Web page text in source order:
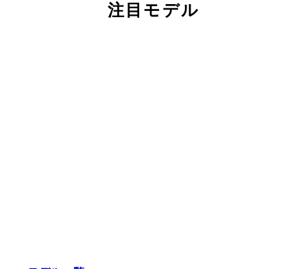
注目モデル